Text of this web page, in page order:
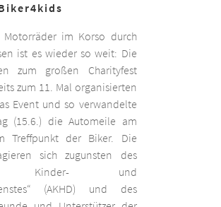
Motorräder im Korso durch
ist es wieder so weit: Die
zum großen Charityfest
zum 11. Mal organisierten
Event und so verwandelte
(15.6.) die Automeile am
Treffpunkt der Biker. Die
sich zugunsten des
Kinder- und
(AKHD) und des